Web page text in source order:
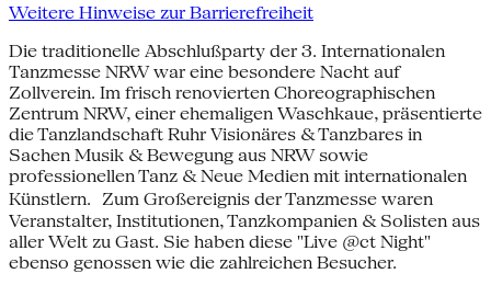
Weitere Hinweise zur Barrierefreiheit
Die traditionelle Abschlußparty der 3. Internationalen
Tanzmesse NRW war eine besondere Nacht auf
Zollverein. Im frisch renovierten Choreographischen
Zentrum NRW, einer ehemaligen Waschkaue, präsentierte
die Tanzlandschaft Ruhr Visionäres & Tanzbares in
Sachen Musik & Bewegung aus NRW sowie
professionellen Tanz & Neue Medien mit internationalen
Künstlern. Zum Großereignis der Tanzmesse waren
Veranstalter, Institutionen, Tanzkompanien & Solisten aus
aller Welt zu Gast. Sie haben diese "Live @ct Night"
ebenso genossen wie die zahlreichen Besucher.